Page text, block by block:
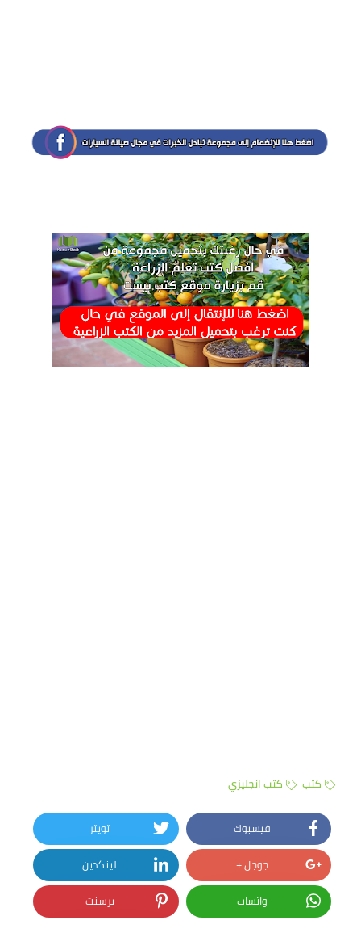
كتب كتب انجليزي
فيسبوك
تويتر
جوجل +
لينكدين
واتساب
برسنت